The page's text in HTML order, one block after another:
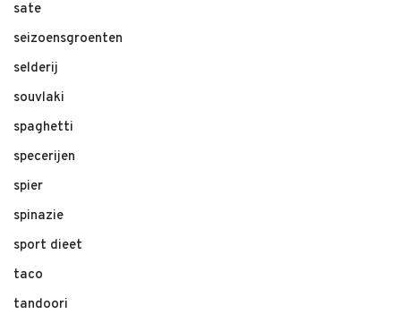
sate
seizoensgroenten
selderij
souvlaki
spaghetti
specerijen
spier
spinazie
sport dieet
taco
tandoori